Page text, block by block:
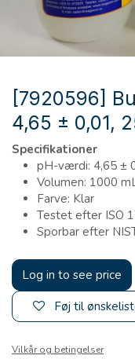
[7920596]
4,65 ± 0,01,
Specifikationer
pH-værdi: 4,65 ±
Volumen: 1000
Farve: Klar
Testet efter ISO
Sporbar efter
Log in to see price
Føj til
Vilkår og betingelser